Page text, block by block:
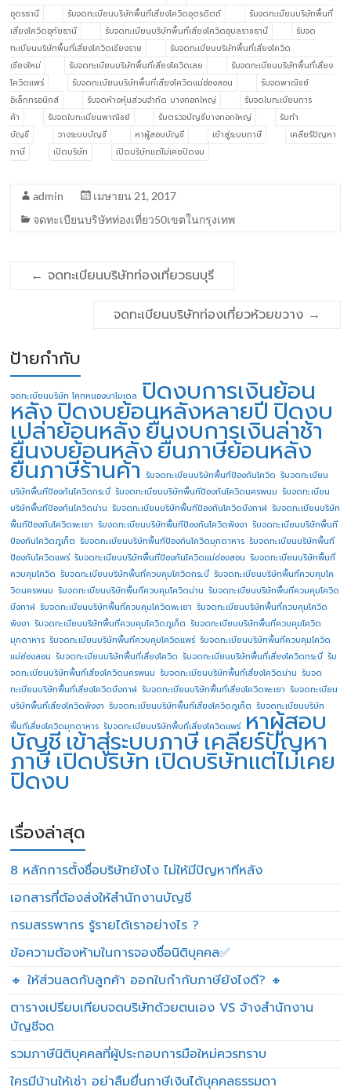
อุดรธานี
รับจดทะเบียนบริษัทพื้นที่เสี่ยงโควิดอุตรดิตถ์
รับจดทะเบียนบริษัทพื้นที่
เสี่ยงโควิดอุทัยธานี
รับจดทะเบียนบริษัทพื้นที่เสี่ยงโควิดอุบลราชธานี
รับจด
ทะเบียนบริษัทพื้นที่เสี่ยงโควิดเชียงราย
รับจดทะเบียนบริษัทพื้นที่เสี่ยงโควิด
เชียงใหม่
รับจดทะเบียนบริษัทพื้นที่เสี่ยงโควิดเลย
รับจดทะเบียนบริษัทพื้นที่เสี่ยง
โควิดแพร่
รับจดทะเบียนบริษัทพื้นที่เสี่ยงโควิดแม่ฮ่องสอน
รับจดพาณิชย์
อิเล็กทรอนิกส์
รับจดห้างหุ้นส่วนจำกัด บางกอกใหญ่
รับจดใบทะเบียนการ
ค้า
รับจดใบทะเบียนพาณิชย์ รับตรวจบัญชีบางกอกใหญ่
รับทำ
บัญชี
วางระบบบัญชี หาผู้สอบบัญชี เข้าสู่ระบบภาษี
เคลียร์ปัญหา
ภาษี
เปิดบริษัท เปิดบริษัทแต่ไม่เคยปิดงบ
admin
เมษายน 21, 2017
จดทะเบียนบริษัทท่องเที่ยว50เขตในกรุงเทพ
← จดทะเบียนบริษัทท่องเที่ยวธนบุรี
จดทะเบียนบริษัทท่องเที่ยวห้วยขวาง →
ป้ายกำกับ
จดทะเบียนบริษัท โคกหนองนาโมเดล ปิดงบการเงินย้อน
หลังปิดงบย้อนหลังหลายปี ปิดงบ
เปล่าย้อนหลังยื่นงบการเงินล่าช้า
ยื่นงบย้อนหลังยื่นภาษีย้อนหลัง
ยื่นภาษีร้านค้า รับจดทะเบียนบริษัทพื้นทีป้องกันโควิด รับจดทะเบียน
บริษัทพื้นทีป้องกันโควิดกระบี่ รับจดทะเบียนบริษัทพื้นทีป้องกันโควิดนครพนม รับจดทะเบียน
บริษัทพื้นทีป้องกันโควิดน่าน รับจดทะเบียนบริษัทพื้นทีป้องกันโควิดบึงกาฬ รับจดทะเบียนบริษัท
พื้นทีป้องกันโควิดพะเยา รับจดทะเบียนบริษัทพื้นทีป้องกันโควิดพังงา รับจดทะเบียนบริษัทพื้นที
ป้องกันโควิดภูเก็ต รับจดทะเบียนบริษัทพื้นทีป้องกันโควิดมุกดาหาร รับจดทะเบียนบริษัทพื้นที
ป้องกันโควิดแพร่ รับจดทะเบียนบริษัทพื้นทีป้องกันโควิดแม่ฮ่องสอน รับจดทะเบียนบริษัทพื้นที่
ควบคุมโควิด รับจดทะเบียนบริษัทพื้นที่ควบคุมโควิดกระบี่ รับจดทะเบียนบริษัทพื้นที่ควบคุมโค
วิดนครพนม รับจดทะเบียนบริษัทพื้นที่ควบคุมโควิดน่าน รับจดทะเบียนบริษัทพื้นที่ควบคุมโควิด
บึงกาฬ รับจดทะเบียนบริษัทพื้นที่ควบคุมโควิดพะเยา รับจดทะเบียนบริษัทพื้นที่ควบคุมโควิด
พังงา รับจดทะเบียนบริษัทพื้นที่ควบคุมโควิดภูเก็ต รับจดทะเบียนบริษัทพื้นที่ควบคุมโควิด
มุกดาหาร รับจดทะเบียนบริษัทพื้นที่ควบคุมโควิดแพร่ รับจดทะเบียนบริษัทพื้นที่ควบคุมโควิด
แม่ฮ่องสอน รับจดทะเบียนบริษัทพื้นที่เสี่ยงโควิด รับจดทะเบียนบริษัทพื้นที่เสี่ยงโควิดกระบี่ รับ
จดทะเบียนบริษัทพื้นที่เสี่ยงโควิดนครพนม รับจดทะเบียนบริษัทพื้นที่เสี่ยงโควิดน่าน รับจด
ทะเบียนบริษัทพื้นที่เสี่ยงโควิดบึงกาฬ รับจดทะเบียนบริษัทพื้นที่เสี่ยงโควิดพะเยา รับจดทะเบียน
บริษัทพื้นที่เสี่ยงโควิดพังงา รับจดทะเบียนบริษัทพื้นที่เสี่ยงโควิดภูเก็ต รับจดทะเบียนบริษัท
พื้นที่เสี่ยงโควิดมุกดาหาร รับจดทะเบียนบริษัทพื้นที่เสี่ยงโควิดแพร่ หาผู้สอบ
บัญชี เข้าสู่ระบบภาษี เคลียร์ปัญหา
ภาษีเปิดบริษัทเปิดบริษัทแต่ไม่เคย
ปิดงบ
เรื่องล่าสุด
8 หลักการตั้งชื่อบริษัทยังไง ไม่ให้มีปัญหาทีหลัง
เอกสารที่ต้องส่งให้สำนักงานบัญชี
กรมสรรพากร รู้รายได้เราอย่างไร ?
ข้อความต้องห้ามในการจองชื่อนิติบุคคล✅
🔸 ให้ส่วนลดกับลูกค้า ออกใบกำกับภาษียังไงดี? 🔸
ตารางเปรียบเทียบจดบริษัทด้วยตนเอง VS จ้างสำนักงาน
บัญชีจด
รวมภาษีนิติบุคคลที่ผู้ประกอบการมือใหม่ควรทราบ
ใครมีบ้านให้เช่า อย่าลืมยื่นภาษีเงินได้บุคคลธรรมดา